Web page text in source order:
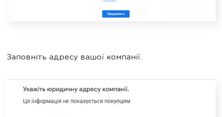
Заповніть адресу вашої компанії.